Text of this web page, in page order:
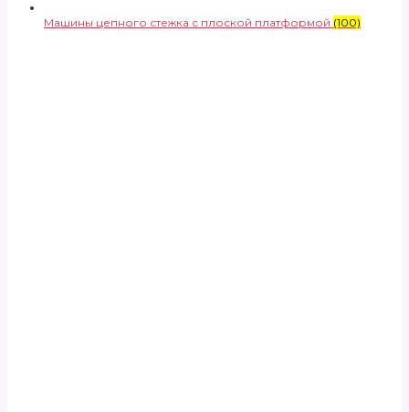
Машины цепного стежка с плоской платформой (100)